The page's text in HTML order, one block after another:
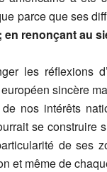
parce que ses
en renonçant au
les réflexions
sincère
de nos intérêts
se construire
de ses
et même de